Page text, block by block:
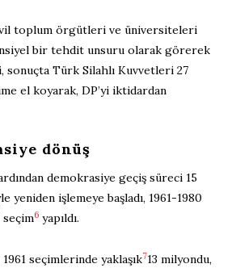
toplum örgütleri ve üniversiteleri
bir tehdit unsuru olarak görerek
Türk Silahlı Kuvvetleri 27
el koyarak, DP’yi iktidardan
dönüş
demokrasiye geçiş süreci 15
yeniden işlemeye başladı, 1961-1980
6 yapıldı.
1961 seçimlerinde yaklaşık713 milyondu,